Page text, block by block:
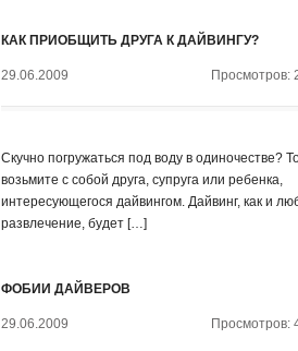
КАК ПРИОБЩИТЬ ДРУГА К ДАЙВИНГУ?
29.06.2009 Просмотров:
Скучно погружаться под воду в одиночестве?
возьмите с собой друга, супруга или ребенка,
интересующегося дайвингом. Дайвинг, как и
развлечение, будет […]
ФОБИИ ДАЙВЕРОВ
29.06.2009 Просмотров: